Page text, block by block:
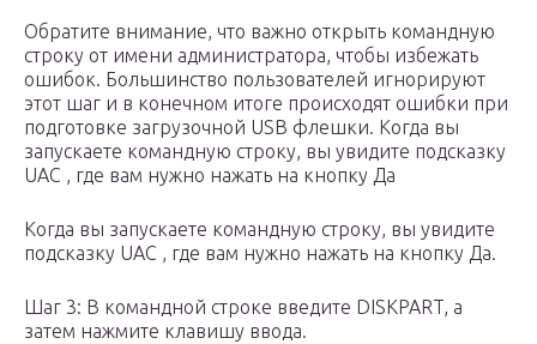
Обратите внимание, что важно открыть командную
строку от имени администратора, чтобы избежать
ошибок. Большинство пользователей игнорируют
этот шаг и в конечном итоге происходят ошибки при
подготовке загрузочной USB флешки. Когда вы
запускаете командную строку, вы увидите подсказку
UAC , где вам нужно нажать на кнопку Да
Когда вы запускаете командную строку, вы увидите
подсказку UAC , где вам нужно нажать на кнопку Да.
Шаг 3: В командной строке введите DISKPART, а
затем нажмите клавишу ввода.